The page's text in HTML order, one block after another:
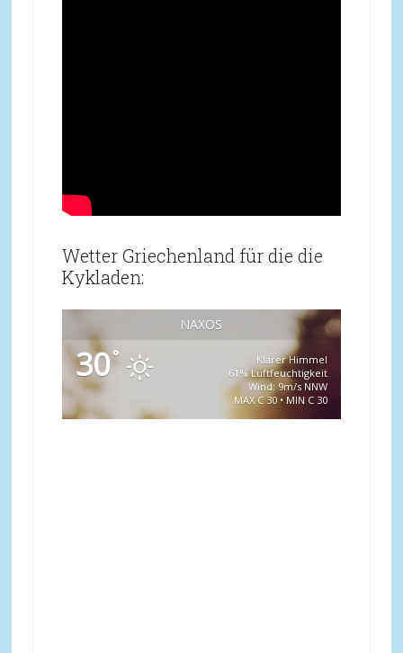
Wetter Griechenland für die die
Kykladen:
NAXOS
30°
Klarer Himmel
61% Luftfeuchtigkeit
Wind: 9m/s NNW
MAX C 30 • MIN C 30